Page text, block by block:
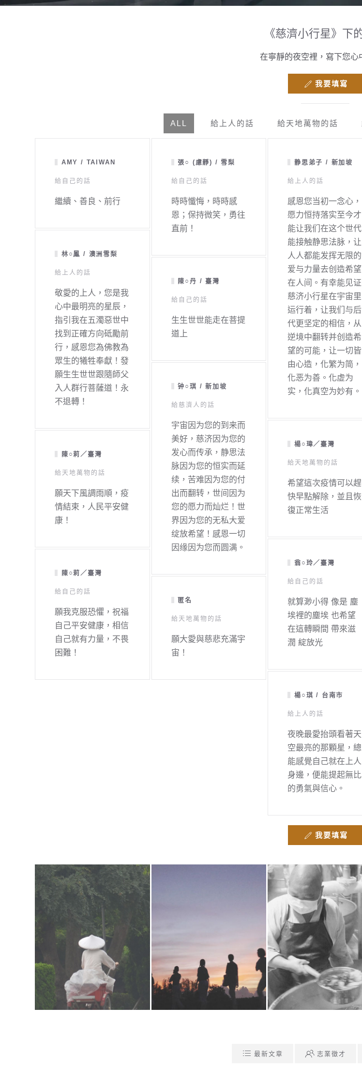
《慈濟小行星》下
在寧靜的夜空裡，寫下您心
我要填寫
ALL 給上人的話 給天地萬物的話
AMY / TAIWAN
給自己的話
繼續、善良、前行
張○ (慮靜) / 雪梨
給自己的話
時時懺悔，時時感
恩；保持微笑，勇往
直前！
静思弟子 / 新加坡
給上人的話
感恩您当初一念心，
愿力恒持落实至今才
能让我们在这个世代
能接触静思法脉，让
人人都能发挥无限的
爱与力量去创造希望
在人间。有幸能见证
慈济小行星在宇宙里
运行着，让我们与后
代更坚定的相信，从
逆境中翻转并创造希
望的可能，让一切皆
由心造，化繁为简，
化恶为善。化虚为
实，化真空为妙有。
林○鳳 / 澳洲雪梨
給上人的話
敬愛的上人，您是我
心中最明亮的星辰，
指引我在五濁惡世中
找到正確方向砥勵前
行，感恩您為佛教為
眾生的犧牲奉獻！發
願生生世世跟隨師父
入人群行菩薩道！永
不退轉！
陳○丹 / 臺灣
給自己的話
生生世世能走在菩提
道上
楊○瑋／臺灣
給天地萬物的話
希望這次疫情可以趕
快早點解除，並且恢
復正常生活
陳○莉／臺灣
給天地萬物的話
願天下風調雨順，疫
情結束，人民平安健
康！
钟○琪 / 新加坡
給慈濟人的話
宇宙因为您的到来而
美好，慈济因为您的
发心而传承，静思法
脉因为您的恒实而延
续，苦难因为您的付
出而翻转，世间因为
您的愿力而灿烂！世
界因为您的无私大爱
绽放希望！感恩一切
因缘因为您而圆满。
翁○玲／臺灣
給自己的話
就算渺小得 像是 塵
埃裡的塵埃 也希望
在這轉瞬間 帶來滋
潤 綻放光
陳○莉／臺灣
給自己的話
願我克服恐懼，祝福
自己平安健康，相信
自己就有力量，不畏
困難！
匿名
給天地萬物的話
願大愛與慈悲充滿宇
宙！
楊○琪 / 台南市
給上人的話
夜晚最愛抬頭看著天
空最亮的那顆星，總
能感覺自己就在上人
身邊，便能提起無比
的勇氣與信心。
我要填寫
發現精舍簡樸之美
閱讀更多
成就幸福味道的力量
閱讀更多
最新文章 志業徵才